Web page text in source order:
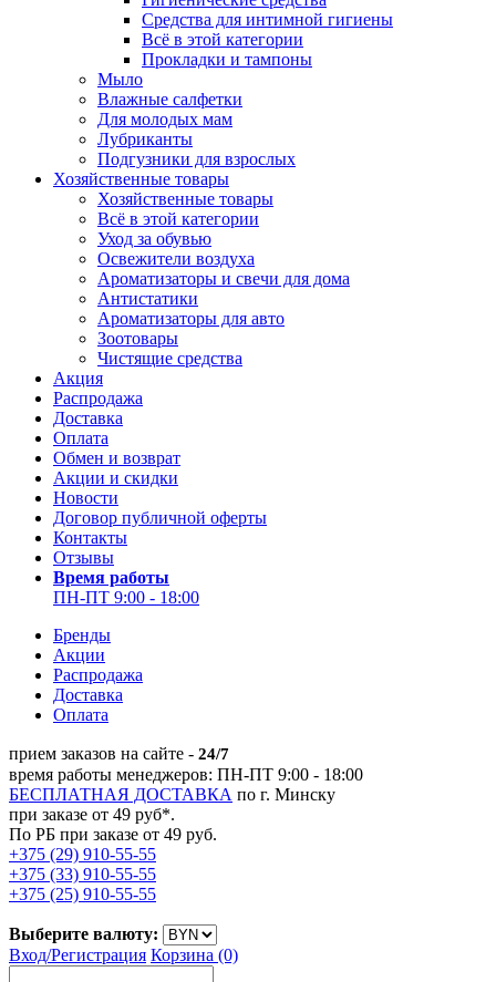
Средства для интимной гигиены
Всё в этой категории
Прокладки и тампоны
Мыло
Влажные салфетки
Для молодых мам
Лубриканты
Подгузники для взрослых
Хозяйственные товары
Хозяйственные товары
Всё в этой категории
Уход за обувью
Освежители воздуха
Ароматизаторы и свечи для дома
Антистатики
Ароматизаторы для авто
Зоотовары
Чистящие средства
Акция
Распродажа
Доставка
Оплата
Обмен и возврат
Акции и скидки
Новости
Договор публичной оферты
Контакты
Отзывы
Время работы
ПН-ПТ 9:00 - 18:00
Бренды
Акции
Распродажа
Доставка
Оплата
прием заказов на сайте - 24/7
время работы менеджеров: ПН-ПТ 9:00 - 18:00
БЕСПЛАТНАЯ ДОСТАВКА по г. Минску
при заказе от 49 руб*.
По РБ при заказе от 49 руб.
+375 (29) 910-55-55
+375 (33) 910-55-55
+375 (25) 910-55-55
Выберите валюту:
Вход/Регистрация Корзина (0)